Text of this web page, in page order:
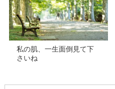
私の肌、一生面倒見て下
さいね